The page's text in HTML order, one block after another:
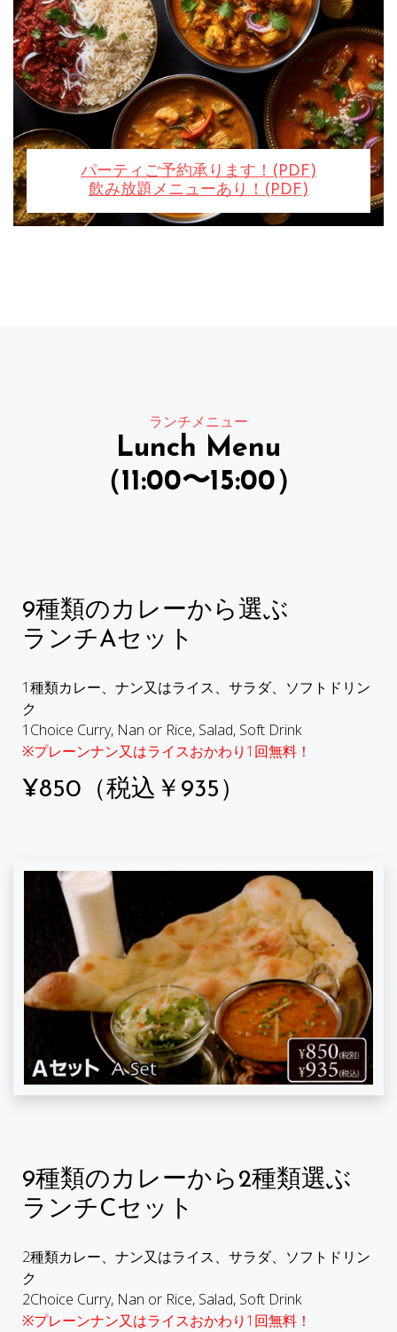
パーティご予約承ります！(PDF)
飲み放題メニューあり！(PDF)
ランチメニュー
Lunch Menu
（11:00〜15:00）
9種類のカレーから選ぶ
ランチAセット
1種類カレー、ナン又はライス、サラダ、ソフトドリン
ク
1Choice Curry, Nan or Rice, Salad, Soft Drink
※プレーンナン又はライスおかわり1回無料！
¥850（税込￥935）
9種類のカレーから2種類選ぶ
ランチCセット
2種類カレー、ナン又はライス、サラダ、ソフトドリン
ク
2Choice Curry, Nan or Rice, Salad, Soft Drink
※プレーンナン又はライスおかわり1回無料！